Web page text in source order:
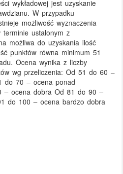
wykładowej jest uzyskanie
W przypadku
możliwość wyznaczenia
terminie ustalonym z
możliwa do uzyskania ilość
punktów równa minimum 51
Ocena wynika z liczby
wg przeliczenia: Od 51 do 60 –
do 70 – ocena ponad
– ocena dobra Od 81 do 90 –
do 100 – ocena bardzo dobra